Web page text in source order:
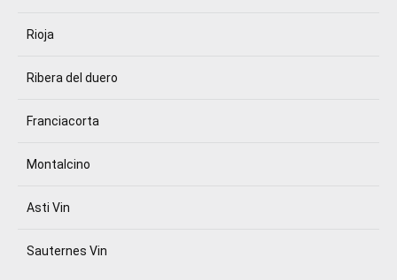
Rioja
Ribera del duero
Franciacorta
Montalcino
Asti Vin
Sauternes Vin